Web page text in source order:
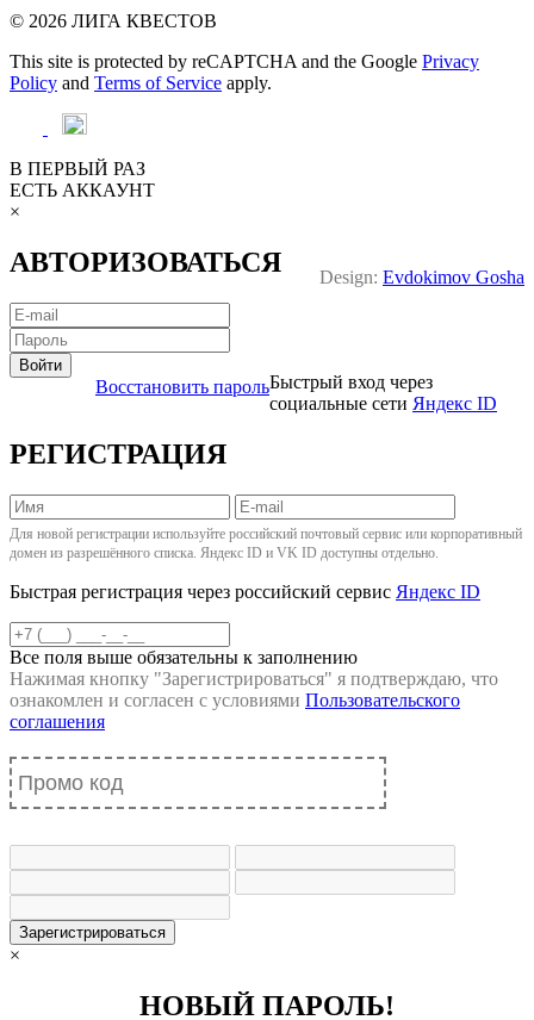
© 2026 ЛИГА КВЕСТОВ
This site is protected by reCAPTCHA and the Google Privacy
Policy and Terms of Service apply.
Design: Evdokimov Gosha
В ПЕРВЫЙ РАЗ
ЕСТЬ АККАУНТ
×
АВТОРИЗОВАТЬСЯ
Войти
Восстановить парольБыстрый вход через
социальные сети Яндекс ID
РЕГИСТРАЦИЯ
Для новой регистрации используйте российский почтовый сервис или корпоративный
домен из разрешённого списка. Яндекс ID и VK ID доступны отдельно.
Быстрая регистрация через российский сервис Яндекс ID
Все поля выше обязательны к заполнению
Нажимая кнопку "Зарегистрироваться" я подтверждаю, что
ознакомлен и согласен с условиями Пользовательского
соглашения
Зарегистрироваться
×
НОВЫЙ ПАРОЛЬ!